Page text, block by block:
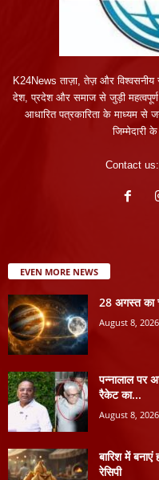
K24News ताज़ा, तेज़ और विश्वसनीय
देश, प्रदेश और समाज से जुड़ी महत्वपूर्ण
आधारित पत्रकारिता के माध्यम से
जिम्मेदारी
Contact us:
EVEN MORE NEWS
28 अगस्त का
August 8, 2026
पन्नालाल पर
रैकेट का...
August 8, 2026
बारिश में
रेसिपी